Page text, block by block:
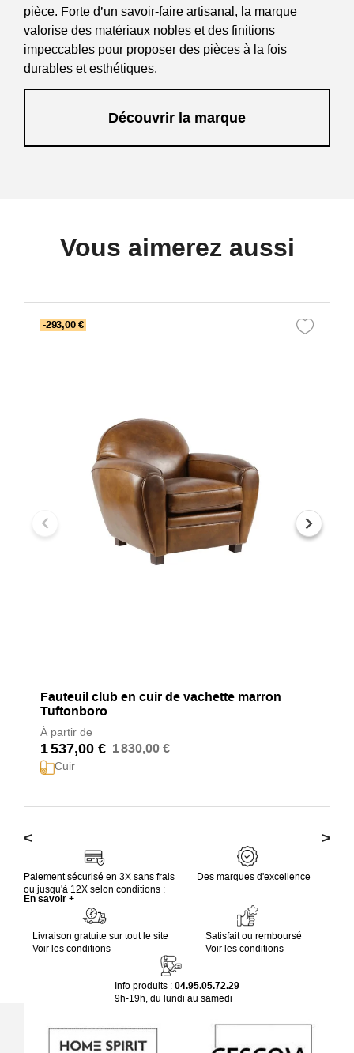
pièce. Forte d’un savoir-faire artisanal, la marque
valorise des matériaux nobles et des finitions
impeccables pour proposer des pièces à la fois
durables et esthétiques.
Découvrir la marque
Vous aimerez aussi
-293,00 €
Fauteuil club en cuir de vachette marron
Tuftonboro
À partir de
1 537,00 € 1 830,00 €
Cuir
< >
Paiement sécurisé en 3X sans frais
ou jusqu'à 12X selon conditions :
En savoir +
Des marques d'excellence
Livraison gratuite sur tout le site
Voir les conditions
Satisfait ou remboursé
Voir les conditions
Info produits : 04.95.05.72.29
9h-19h, du lundi au samedi